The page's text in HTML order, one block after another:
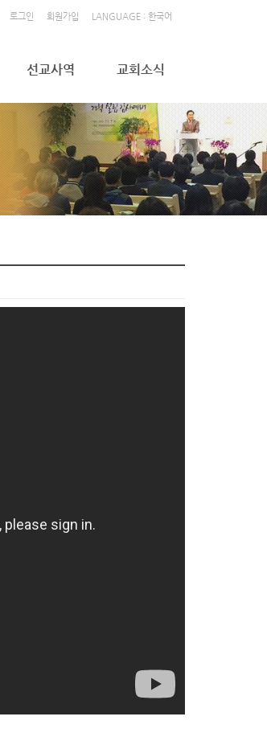
로그인 회원가입 LANGUAGE : 한국어
선교사역 교회소식